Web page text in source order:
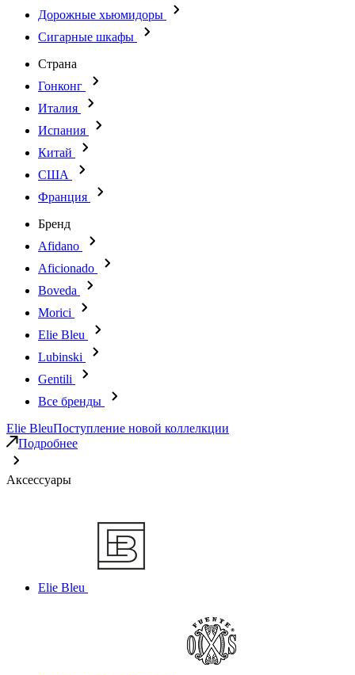
Дорожные хьюмидоры
Сигарные шкафы
Страна
Гонконг
Италия
Испания
Китай
США
Франция
Бренд
Afidano
Aficionado
Boveda
Morici
Elie Bleu
Lubinski
Gentili
Все бренды
Elie BleuПоступление новой коллелкции
Подробнее
Аксессуары
Elie Bleu